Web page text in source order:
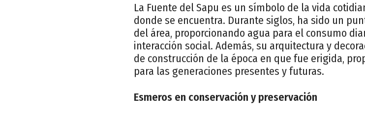
La Fuente del Sapu es un símbolo de la vida
donde se encuentra. Durante siglos, ha sido un
del área, proporcionando agua para el consumo
interacción social. Además, su arquitectura y
de construcción de la época en que fue erigida,
para las generaciones presentes y futuras.
Esmeros en conservación y preservación